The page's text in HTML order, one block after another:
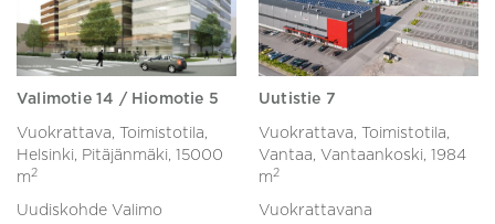
Valimotie 14 / Hiomotie 5
Vuokrattava, Toimistotila,
Helsinki, Pitäjänmäki, 15000
m 2
Uudiskohde Valimo
Uutistie 7
Vuokrattava, Toimistotila,
Vantaa, Vantaankoski, 1984
m 2
Vuokrattavana